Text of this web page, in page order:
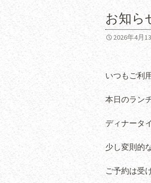
お知ら
2026年4月
いつもご利
本日のラン
ディナータ
少し変則的
ご予約は受